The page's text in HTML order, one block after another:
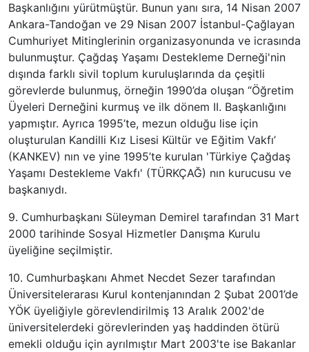
Başkanlığını yürütmüştür. Bunun yanı sıra, 14 Nisan 2007
Ankara-Tandoğan ve 29 Nisan 2007 İstanbul-Çağlayan
Cumhuriyet Mitinglerinin organizasyonunda ve icrasında
bulunmuştur. Çağdaş Yaşamı Destekleme Derneği'nin
dışında farklı sivil toplum kuruluşlarında da çeşitli
görevlerde bulunmuş, örneğin 1990’da oluşan “Öğretim
Üyeleri Derneğini kurmuş ve ilk dönem II. Başkanlığını
yapmıştır. Ayrıca 1995’te, mezun olduğu lise için
oluşturulan Kandilli Kız Lisesi Kültür ve Eğitim Vakfı’
(KANKEV) nın ve yine 1995’te kurulan 'Türkiye Çağdaş
Yaşamı Destekleme Vakfı' (TÜRKÇAĞ) nın kurucusu ve
başkanıydı.
9. Cumhurbaşkanı Süleyman Demirel tarafından 31 Mart
2000 tarihinde Sosyal Hizmetler Danışma Kurulu
üyeliğine seçilmiştir.
10. Cumhurbaşkanı Ahmet Necdet Sezer tarafından
Üniversitelerarası Kurul kontenjanından 2 Şubat 2001’de
YÖK üyeliğiyle görevlendirilmiş 13 Aralık 2002'de
üniversitelerdeki görevlerinden yaş haddinden ötürü
emekli olduğu için ayrılmıştır Mart 2003'te ise Bakanlar